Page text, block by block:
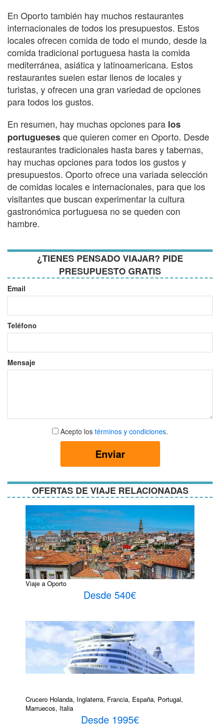
En Oporto también hay muchos restaurantes
internacionales de todos los presupuestos. Estos
locales ofrecen comida de todo el mundo, desde la
comida tradicional portuguesa hasta la comida
mediterránea, asiática y latinoamericana. Estos
restaurantes suelen estar llenos de locales y
turistas, y ofrecen una gran variedad de opciones
para todos los gustos.
En resumen, hay muchas opciones para los
portuguesesque quieren comer en Oporto. Desde
restaurantes tradicionales hasta bares y tabernas,
hay muchas opciones para todos los gustos y
presupuestos. Oporto ofrece una variada selección
de comidas locales e internacionales, para que los
visitantes que buscan experimentar la cultura
gastronómica portuguesa no se queden con
hambre.
¿TIENES PENSADO VIAJAR? PIDE
PRESUPUESTO GRATIS
Email
Teléfono
Mensaje
Aceptar
términos
Acepto los términos y condiciones.
Enviar
OFERTAS DE VIAJE RELACIONADAS
Viaje a Oporto
Desde 540€
Crucero Holanda, Inglaterra, Francia, España, Portugal,
Marruecos, Italia
Desde 1995€